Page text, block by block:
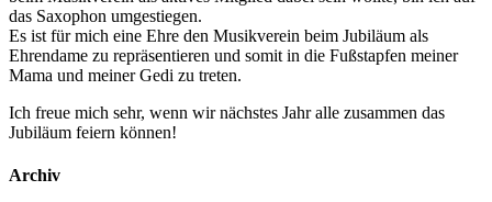
das Saxophon umgestiegen.
Es ist für mich eine Ehre den Musikverein beim Jubiläum als
Ehrendame zu repräsentieren und somit in die Fußstapfen meiner
Mama und meiner Gedi zu treten.
Ich freue mich sehr, wenn wir nächstes Jahr alle zusammen das
Jubiläum feiern können!
Archiv